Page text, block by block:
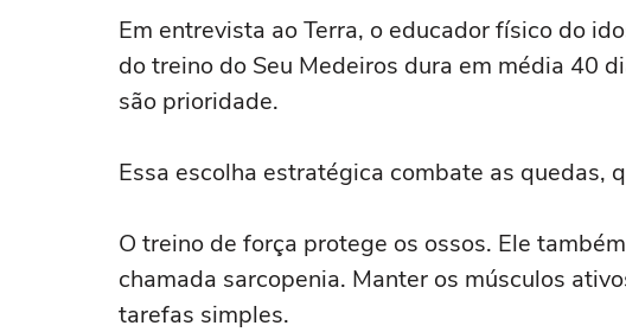
Em entrevista ao Terra, o educador físico do
do treino do Seu Medeiros dura em média 40
são prioridade.
Essa escolha estratégica combate as quedas,
O treino de força protege os ossos. Ele
chamada sarcopenia. Manter os músculos
tarefas simples.